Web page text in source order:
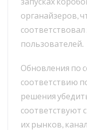
органайзеров,
пользователей.
Обновления по
соответствию
решения
соответствуют
их рынков,